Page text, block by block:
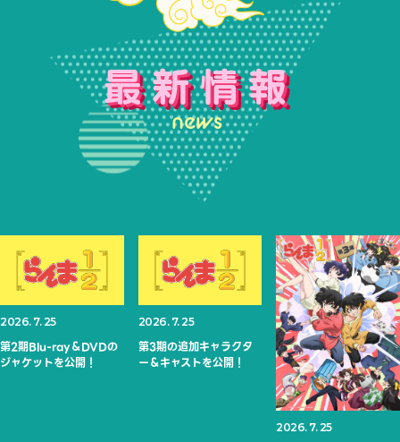
最新情報
news
2026. 7. 25
第2期Blu-ray＆DVDの
ジャケットを公開！
2026. 7. 25
第3期の追加キャラクタ
ー＆キャストを公開！
2026. 7. 25